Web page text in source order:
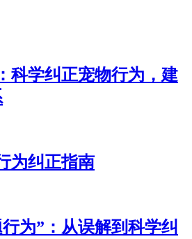
科学纠正宠物行为，建
为纠正指南
为”：从误解到科学纠